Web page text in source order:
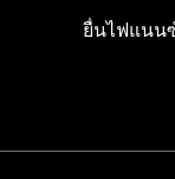
ยื่นไฟแนน